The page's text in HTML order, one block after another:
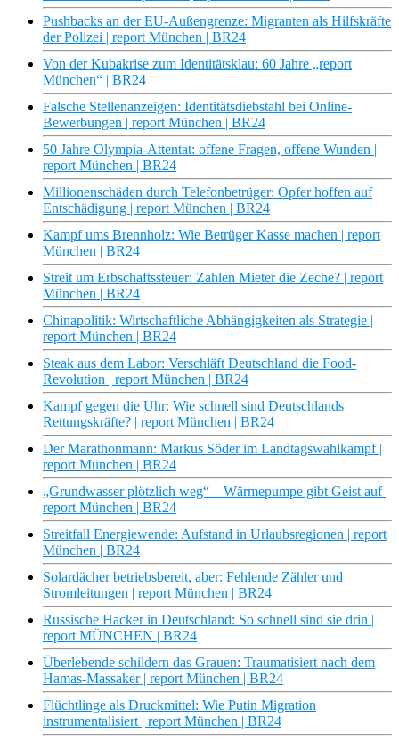
Pushbacks an der EU-Außengrenze: Migranten als Hilfskräfte
der Polizei | report München | BR24
Von der Kubakrise zum Identitätsklau: 60 Jahre „report
München“ | BR24
Falsche Stellenanzeigen: Identitätsdiebstahl bei Online-
Bewerbungen | report München | BR24
50 Jahre Olympia-Attentat: offene Fragen, offene Wunden |
report München | BR24
Millionenschäden durch Telefonbetrüger: Opfer hoffen auf
Entschädigung | report München | BR24
Kampf ums Brennholz: Wie Betrüger Kasse machen | report
München | BR24
Streit um Erbschaftssteuer: Zahlen Mieter die Zeche? | report
München | BR24
Chinapolitik: Wirtschaftliche Abhängigkeiten als Strategie |
report München | BR24
Steak aus dem Labor: Verschläft Deutschland die Food-
Revolution | report München | BR24
Kampf gegen die Uhr: Wie schnell sind Deutschlands
Rettungskräfte? | report München | BR24
Der Marathonmann: Markus Söder im Landtagswahlkampf |
report München | BR24
„Grundwasser plötzlich weg“ – Wärmepumpe gibt Geist auf |
report München | BR24
Streitfall Energiewende: Aufstand in Urlaubsregionen | report
München | BR24
Solardächer betriebsbereit, aber: Fehlende Zähler und
Stromleitungen | report München | BR24
Russische Hacker in Deutschland: So schnell sind sie drin |
report MÜNCHEN | BR24
Überlebende schildern das Grauen: Traumatisiert nach dem
Hamas-Massaker | report München | BR24
Flüchtlinge als Druckmittel: Wie Putin Migration
instrumentalisiert | report München | BR24